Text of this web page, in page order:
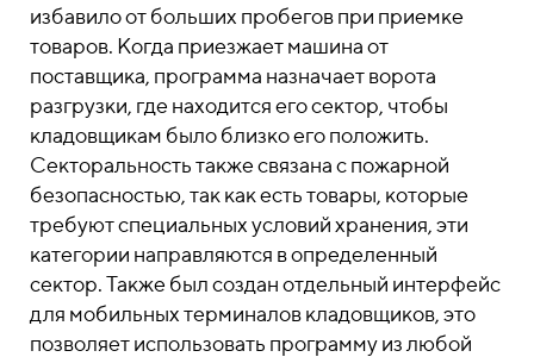
избавило от больших пробегов при приемке
товаров. Когда приезжает машина от
поставщика, программа назначает ворота
разгрузки, где находится его сектор, чтобы
кладовщикам было близко его положить.
Секторальность также связана с пожарной
безопасностью, так как есть товары, которые
требуют специальных условий хранения, эти
категории направляются в определенный
сектор. Также был создан отдельный интерфейс
для мобильных терминалов кладовщиков, это
позволяет использовать программу из любой